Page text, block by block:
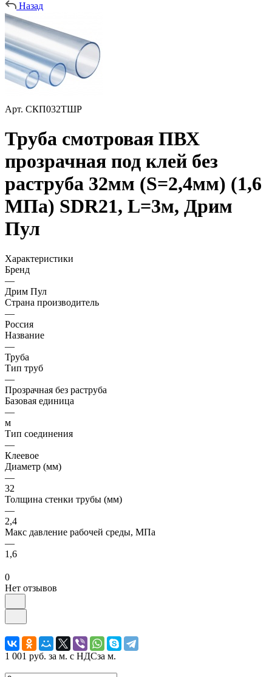
Назад
Арт. СКП032ТШР
Труба смотровая ПВХ
прозрачная под клей без
раструба 32мм (S=2,4мм) (1,6
МПа) SDR21, L=3м, Дрим
Пул
Характеристики
Бренд
—
Дрим Пул
Страна производитель
—
Россия
Название
—
Труба
Тип труб
—
Прозрачная без раструба
Базовая единица
—
м
Тип соединения
—
Клеевое
Диаметр (мм)
—
32
Толщина стенки трубы (мм)
—
2,4
Макс давление рабочей среды, МПа
—
1,6
0
Нет отзывов
1 001 руб. за м. с НДСза м.